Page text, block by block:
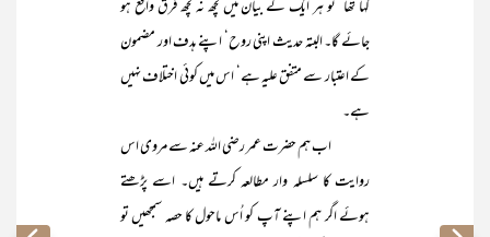
کہا تھا‘ تو ہر ایک کے بیان میں کچھ نہ کچھ فرق واقع ہو
جائے گا۔ البتہ حدیث اپنی روح‘ اپنے ہدف اور مضمون
کے اعتبار سے متفق علیہ ہے‘ اس میں کوئی اختلاف نہیں
ہے۔
اب ہم حضرت عمر رضی اللہ عنہ سے مروی اس
روایت کا سلسلہ وار مطالعہ کرتے ہیں۔ اسے پڑھتے
ہوئے اگر ہم اپنے آپ کو اُس ماحول کا حصہ سمجھیں تو